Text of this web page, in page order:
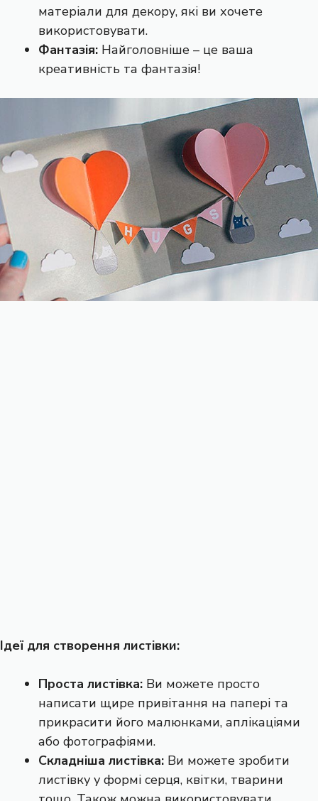
матеріали для декору, які ви хочете
використовувати.
Фантазія: Найголовніше – це ваша
креативність та фантазія!
Ідеї для створення листівки:
Проста листівка: Ви можете просто
написати щире привітання на папері та
прикрасити його малюнками, аплікаціями
або фотографіями.
Складніша листівка: Ви можете зробити
листівку у формі серця, квітки, тварини